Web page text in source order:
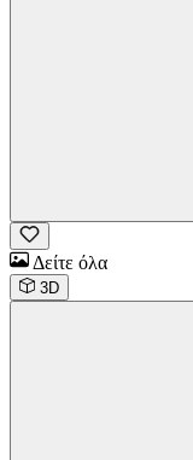
Δείτε όλα
3D